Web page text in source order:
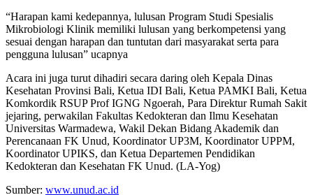
“Harapan kami kedepannya, lulusan Program Studi Spesialis
Mikrobiologi Klinik memiliki lulusan yang berkompetensi yang
sesuai dengan harapan dan tuntutan dari masyarakat serta para
pengguna lulusan” ucapnya
Acara ini juga turut dihadiri secara daring oleh Kepala Dinas
Kesehatan Provinsi Bali, Ketua IDI Bali, Ketua PAMKI Bali, Ketua
Komkordik RSUP Prof IGNG Ngoerah, Para Direktur Rumah Sakit
jejaring, perwakilan Fakultas Kedokteran dan Ilmu Kesehatan
Universitas Warmadewa, Wakil Dekan Bidang Akademik dan
Perencanaan FK Unud, Koordinator UP3M, Koordinator UPPM,
Koordinator UPIKS, dan Ketua Departemen Pendidikan
Kedokteran dan Kesehatan FK Unud. (LA-Yog)
Sumber: www.unud.ac.id